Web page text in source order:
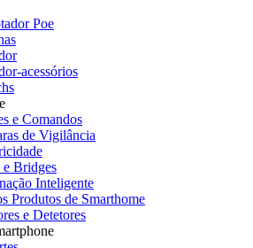
Poe
acessórios
e Comandos
de Vigilância
e Bridges
Inteligente
Produtos de Smarthome
e Detetores